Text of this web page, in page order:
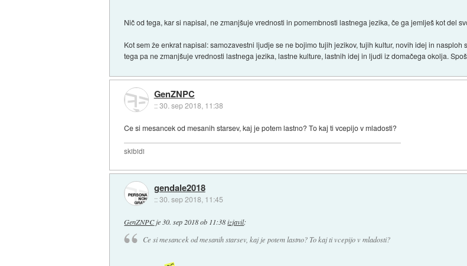
Nič od tega, kar si napisal, ne zmanjšuje vrednosti in pomembnosti lastnega jezika, če ga jemlješ kot del
Kot sem že enkrat napisal: samozavestni ljudje se ne bojimo tujih jezikov, tujih kultur, novih idej in
tega pa ne zmanjšuje vrednosti lastnega jezika, lastne kulture, lastnih idej in ljudi iz domačega okolja.
GenZNPC
::30. sep 2018, 11:38
Ce si mesancek od mesanih starsev, kaj je potem lastno? To kaj ti vcepijo v mladosti?
skibidi
gendale2018
::30. sep 2018, 11:45
GenZNPCje 30. sep 2018 ob 11:38 izjavil:
Ce si mesancek od mesanih starsev, kaj je potem lastno? To kaj ti vcepijo v mladosti?